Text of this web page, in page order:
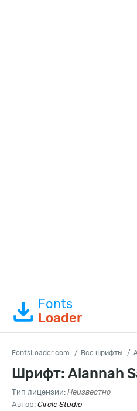
Fonts
Loader
FontsLoader.com Все шрифты
Шрифт: Alannah
Тип лицензии: Неизвестно
Автор: Circle Studio